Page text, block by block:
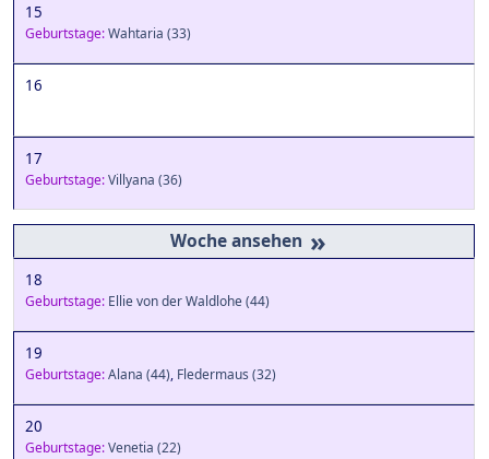
15
Geburtstage:Wahtaria (33)
16
17
Geburtstage:Villyana (36)
»
18
Geburtstage: Ellie von der Waldlohe(44)
19
Geburtstage:Alana (44), Fledermaus (32)
20
Geburtstage:Venetia (22)